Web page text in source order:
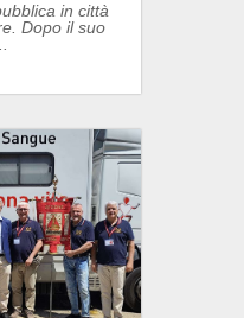
in città
Dopo il suo